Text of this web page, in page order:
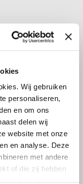
Wij gebruiken
personaliseren,
en om ons
delen wij
website met onze
en analyse. Deze
met andere
of die zij hebben